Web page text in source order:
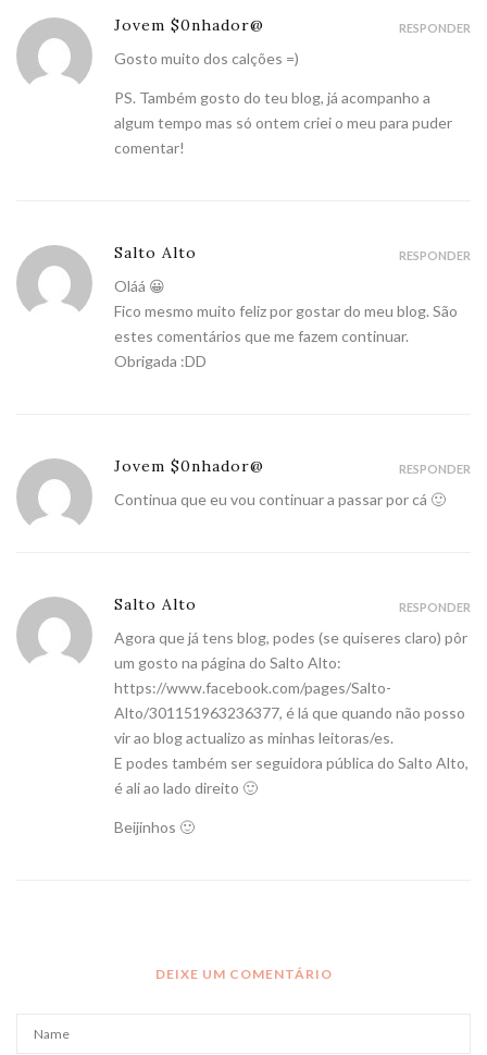
Jovem $0nhador@
Gosto muito dos calções =)
PS. Também gosto do teu blog, já acompanho a
algum tempo mas só ontem criei o meu para puder
comentar!
RESPONDER
Salto Alto
Oláá 😀
Fico mesmo muito feliz por gostar do meu blog. São
estes comentários que me fazem continuar.
Obrigada :DD
RESPONDER
Jovem $0nhador@
Continua que eu vou continuar a passar por cá 🙂
RESPONDER
Salto Alto
Agora que já tens blog, podes (se quiseres claro) pôr
um gosto na página do Salto Alto:
https://www.facebook.com/pages/Salto-
Alto/301151963236377, é lá que quando não posso
vir ao blog actualizo as minhas leitoras/es.
E podes também ser seguidora pública do Salto Alto,
é ali ao lado direito 🙂
Beijinhos 🙂
RESPONDER
DEIXE UM COMENTÁRIO